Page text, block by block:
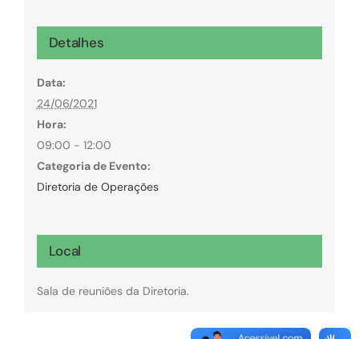
Detalhes
Data:
24/06/2021
Hora:
09:00 - 12:00
Categoria de Evento:
Diretoria de Operações
Local
Sala de reuniões da Diretoria.